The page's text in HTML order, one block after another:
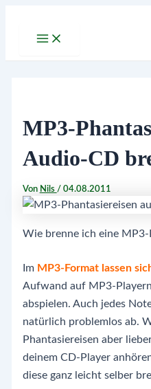
Main
MP3-
Audio-CD
Von Nils / 04.08.2011
Wie brenne ich eine
Im MP3-Format lassen
Aufwand auf MP3-
abspielen. Auch jedes
natürlich problemlos ab.
Phantasiereisen aber
deinem CD-Player
diese ganz leicht selber